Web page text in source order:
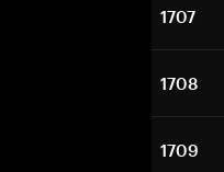
1707
1708
1709